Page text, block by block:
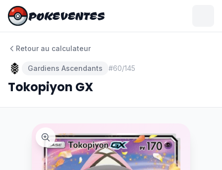
POKEVENTES
POKEVENTES
Retour au calculateur
Gardiens Ascendants #60/145
Tokopiyon GX